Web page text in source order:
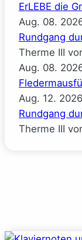
ErLEBE die
Aug. 08.
Rundgang
Therme III
Aug. 08.
Aug. 12. 2026
Rundgang
Therme III